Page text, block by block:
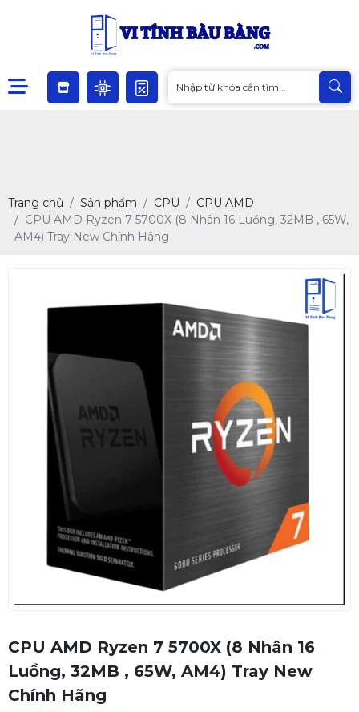
Trang chủ Sản phẩm CPU
CPU AMD
CPU AMD Ryzen 7 5700X (8 Nhân 16 Luồng, 32MB , 65W,
AM4) Tray New Chính Hãng
CPU AMD Ryzen 7 5700X (8 Nhân 16
Luồng, 32MB , 65W, AM4) Tray New
Chính Hãng